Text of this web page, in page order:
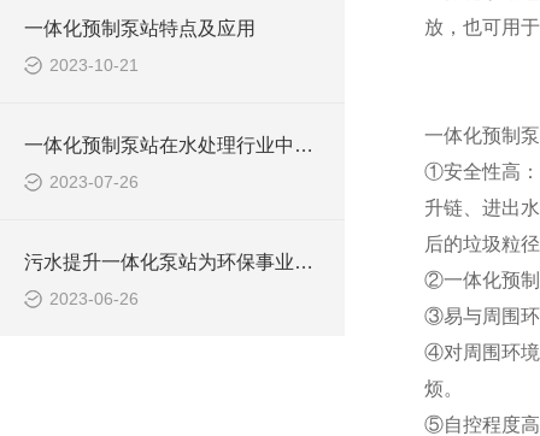
一体化预制泵站特点及应用
2023-10-21
一体化预制泵站在水处理行业中的应用
2023-07-26
污水提升一体化泵站为环保事业做出了哪些贡献？
2023-06-26
放，也可用
一体化预制
①安全性高：
升链、进出
后的垃圾粒
②一体化预制
③易与周围环
④对周围环境
烦。
⑤自控程度高